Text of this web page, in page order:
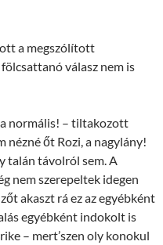
a megszólított
válasz nem is
normális! – tiltakozott
nézné őt Rozi, a nagylány!
talán távolról sem. A
nem szerepeltek idegen
akaszt rá ez az egyébként
egyébként indokolt is
– mert’szen oly konokul